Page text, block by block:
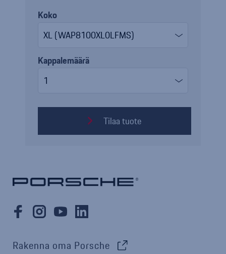
Koko
Kappalemäärä
Tilaa tuote
Rakenna oma Porsche